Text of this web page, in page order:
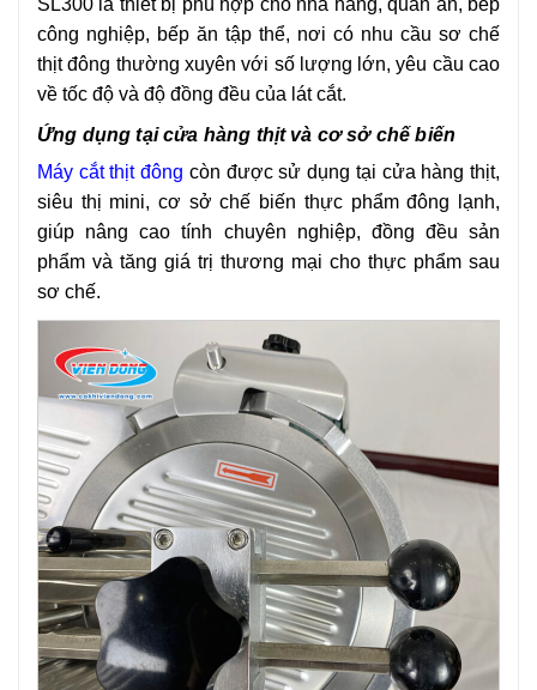
SL300 là thiết bị phù hợp cho nhà hàng, quán ăn, bếp
công nghiệp, bếp ăn tập thể, nơi có nhu cầu sơ chế
thịt đông thường xuyên với số lượng lớn, yêu cầu cao
về tốc độ và độ đồng đều của lát cắt.
Ứng dụng tại cửa hàng thịt và cơ sở chế biến
Máy cắt thịt đông còn được sử dụng tại cửa hàng thịt,
siêu thị mini, cơ sở chế biến thực phẩm đông lạnh,
giúp nâng cao tính chuyên nghiệp, đồng đều sản
phẩm và tăng giá trị thương mại cho thực phẩm sau
sơ chế.